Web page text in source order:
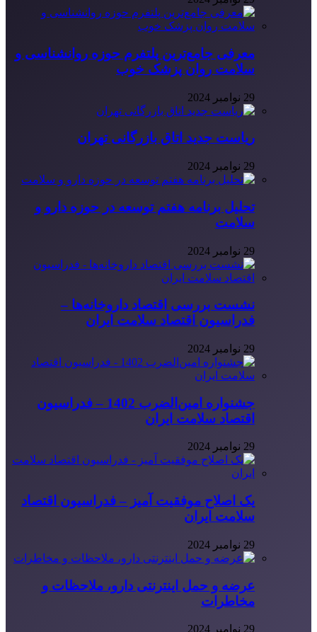
معرفی جامع‌ترین پلتفرم حوزه روانشناسی و
سلامت روان پزشک خوب
29 نوامبر 2024
ریاست جدید اتاق بازرگانی تهران
29 نوامبر 2024
تحلیل برنامه هفتم توسعه در حوزه دارو و
سلامت
29 نوامبر 2024
نشست بررسی اقتصاد داروخانه‌ها –
فدراسیون اقتصاد سلامت ایران
29 نوامبر 2024
جشنواره امین‌الضرب 1402 – فدراسیون
اقتصاد سلامت ایران
29 نوامبر 2024
یک اصلاح موفقیت آمیز – فدراسیون اقتصاد
سلامت ایران
29 نوامبر 2024
عرضه و حمل اینترنتی دارو، ملاحظات و
مخاطرات
29 نوامبر 2024